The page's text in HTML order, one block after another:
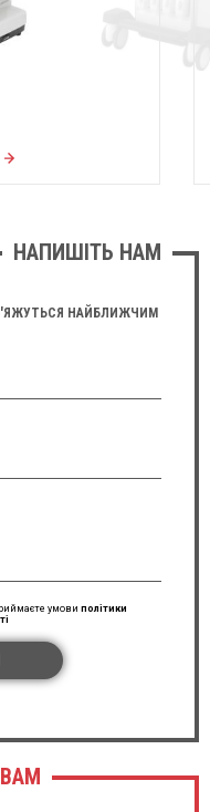
НАПИШІТЬ НАМ
НАЙБЛИЖЧИМ
умови політики